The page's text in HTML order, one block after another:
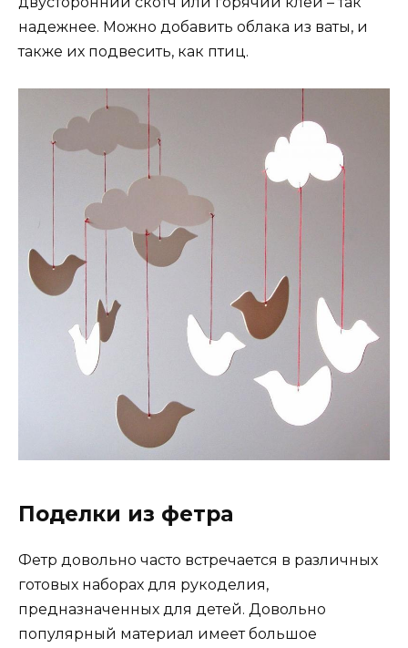
надежнее. Можно добавить облака из ваты, и
также их подвесить, как птиц.
Поделки из фетра
Фетр довольно часто встречается в различных
готовых наборах для рукоделия,
предназначенных для детей. Довольно
популярный материал имеет большое